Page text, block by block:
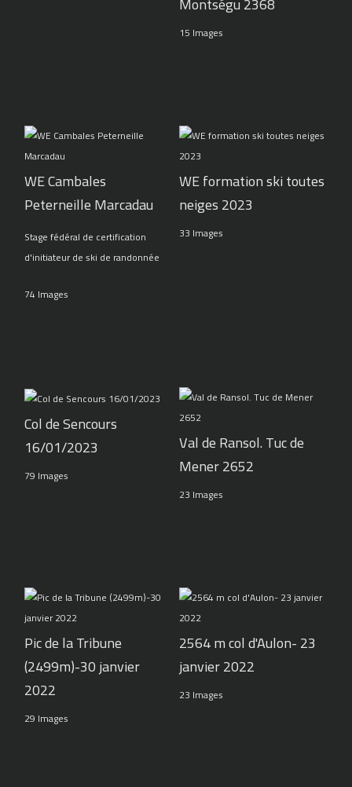
15 Images
WE Cambales
Peterneille Marcadau
Stage fédéral de certification
d'initiateur de ski de randonnée
74 Images
WE formation ski toutes
neiges 2023
33 Images
Col de Sencours
16/01/2023
79 Images
Val de Ransol. Tuc de
Mener 2652
23 Images
Pic de la Tribune
(2499m)-30 janvier
2022
29 Images
2564 m col d'Aulon- 23
janvier 2022
23 Images